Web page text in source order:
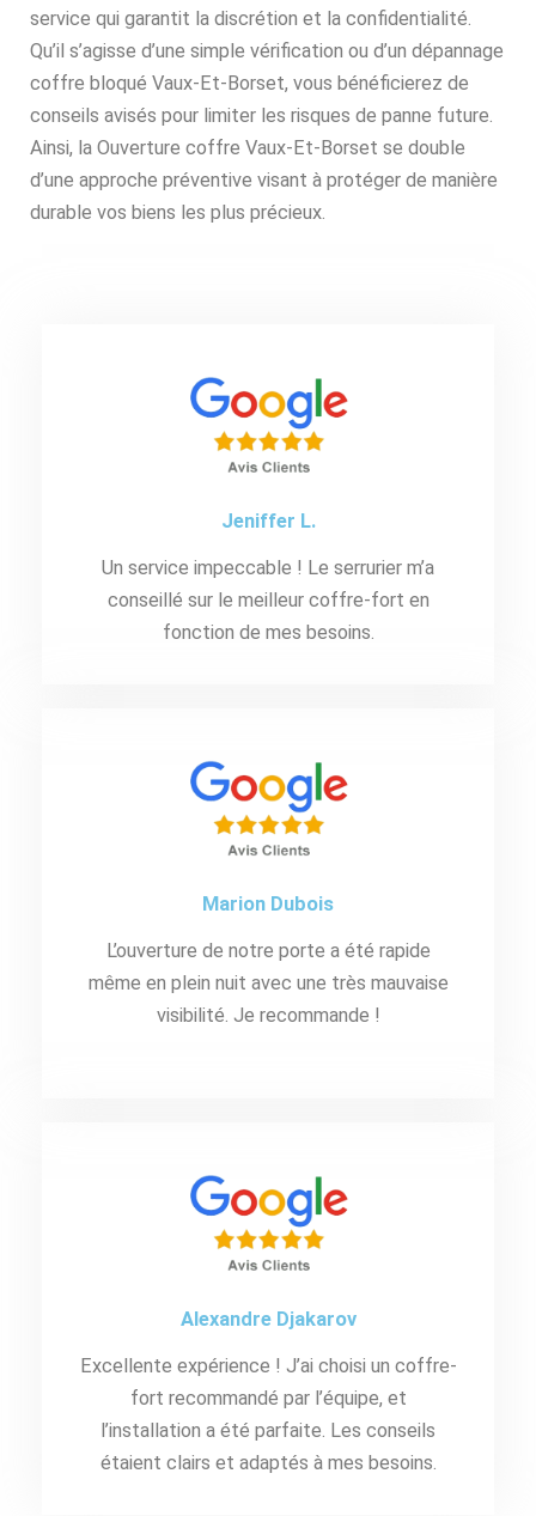
service qui garantit la discrétion et la confidentialité.
Qu’il s’agisse d’une simple vérification ou d’un dépannage
coffre bloqué Vaux-Et-Borset, vous bénéficierez de
conseils avisés pour limiter les risques de panne future.
Ainsi, la Ouverture coffre Vaux-Et-Borset se double
d’une approche préventive visant à protéger de manière
durable vos biens les plus précieux.
Jeniffer L.
Un service impeccable ! Le serrurier m’a
conseillé sur le meilleur coffre-fort en
fonction de mes besoins.
Marion Dubois
L’ouverture de notre porte a été rapide
même en plein nuit avec une très mauvaise
visibilité. Je recommande !
Alexandre Djakarov
Excellente expérience ! J’ai choisi un coffre-
fort recommandé par l’équipe, et
l’installation a été parfaite. Les conseils
étaient clairs et adaptés à mes besoins.